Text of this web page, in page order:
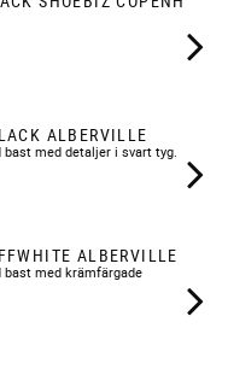
ALBERVILLE
med detaljer i svart tyg.
ALBERVILLE
med krämfärgade